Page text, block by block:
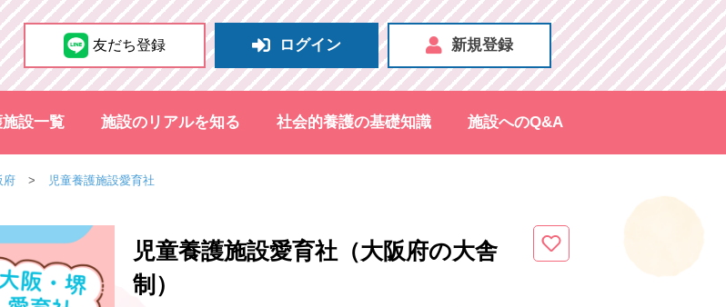
友だち登録 ログイン 新規登録
設一覧 施設のリアルを知る 社会的養護の基礎知識 施設へのQ&A
府 児童養護施設愛育社
児童養護施設愛育社（大阪府の大舎
制 ）